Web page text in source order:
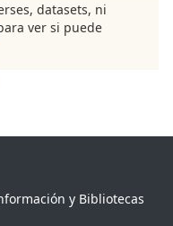
datasets, ni
ver si puede
y Bibliotecas